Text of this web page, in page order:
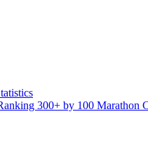
300+ by 100 Marathon